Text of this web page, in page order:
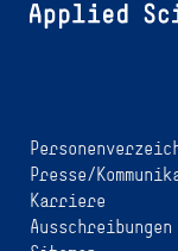
Presse/
Karriere
Ausschreibungen